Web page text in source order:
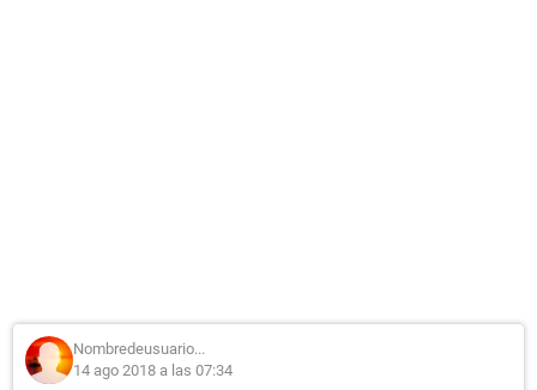
Nombredeusuario...
14 ago 2018 a las 07:34